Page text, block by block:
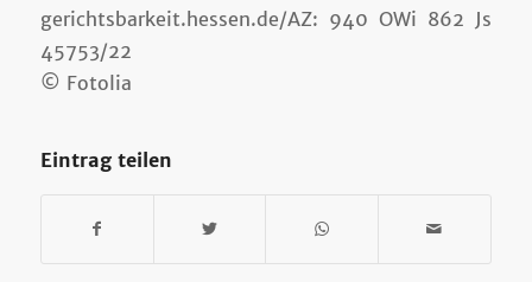
gerichtsbarkeit.hessen.de/AZ: 940 OWi 862 Js
45753/22
© Fotolia
Eintrag teilen